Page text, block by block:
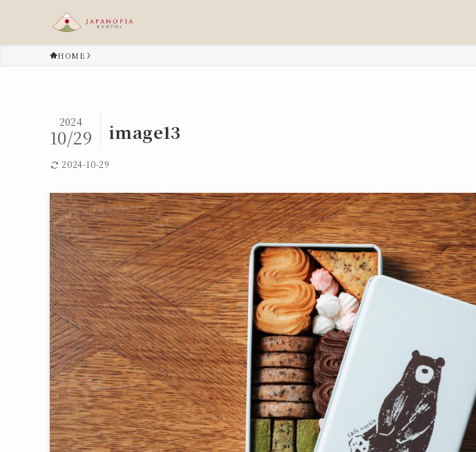
HOME
image13
2024
10/29
2024-10-29